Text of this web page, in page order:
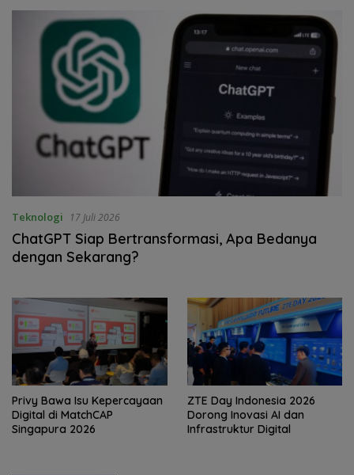
Teknologi 17 Juli 2026
ChatGPT Siap Bertransformasi, Apa Bedanya
dengan Sekarang?
Privy Bawa Isu Kepercayaan
Digital di MatchCAP
Singapura 2026
ZTE Day Indonesia 2026
Dorong Inovasi AI dan
Infrastruktur Digital